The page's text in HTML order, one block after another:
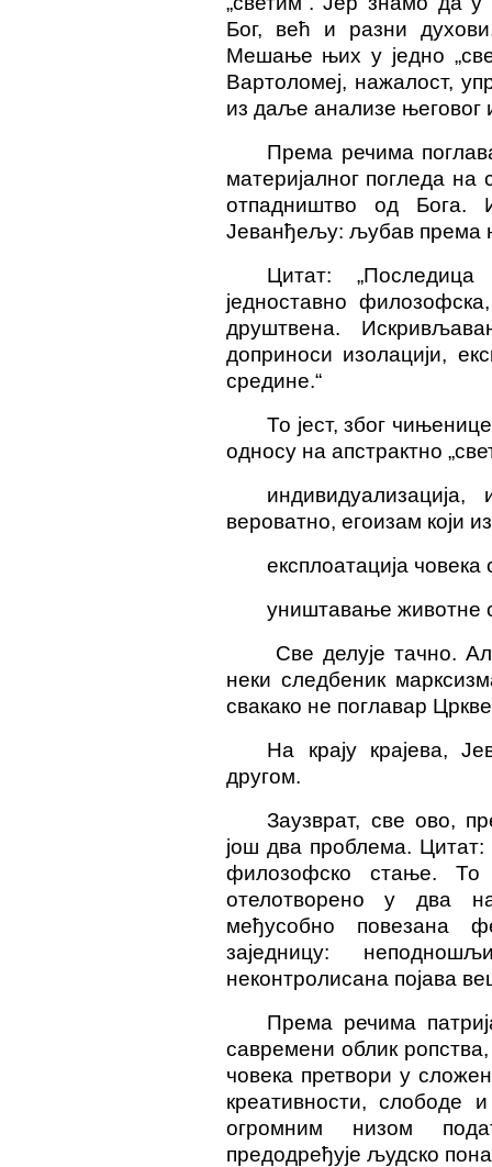
Бог, већ и разни
Мешање њих у једно
Вартоломеј, нажалост,
из даље анализе његовог
Према речима
материјалног погледа на
отпадништво од Бога.
Јеванђељу: љубав према
Цитат:
једноставно
друштвена.
доприноси изолацији,
средине.“
То јест, због
односу на апстрактно
вероватно, егоизам који
експлоатација
уништавање животне
Све делује тачно.
неки следбеник
свакако не поглавар
На крају крајева,
другом.
Заузврат, све ово,
још два проблема. Цитат:
филозофско стање. То
отелотворено у два
међусобно повезана
заједницу:
неконтролисана појава
Према речима
савремени облик
човека претвори у
креативности, слободе
огромним низом
предодређује људско